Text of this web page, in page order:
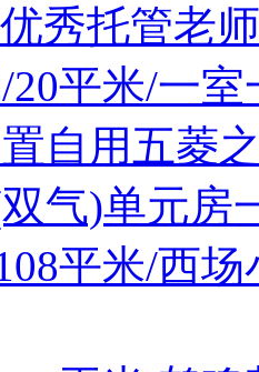
秀托管老师
20平米/一
自用五菱
气)单元房
平米/西